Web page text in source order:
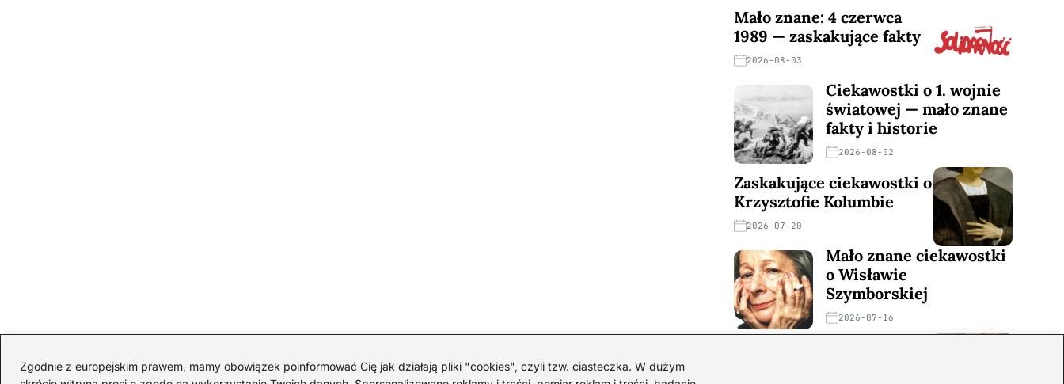
Zgodnie z europejskim prawem, mamy obowiązek poinformować Cię jak działają pliki "cookies", czyli tzw. ciasteczka. W dużym
Mało znane: 4 czerwca
1989 — zaskakujące fakty
2026-08-03
Ciekawostki o 1. wojnie
światowej — mało znane
fakty i historie
2026-08-02
Zaskakujące ciekawostki o
Krzysztofie Kolumbie
2026-07-20
Mało znane ciekawostki
o Wisławie
Szymborskiej
2026-07-16